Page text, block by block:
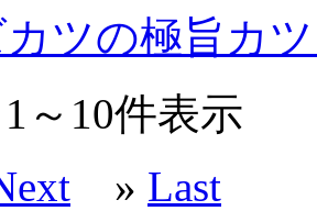
ツの極旨カ
1～10件表示
» Last